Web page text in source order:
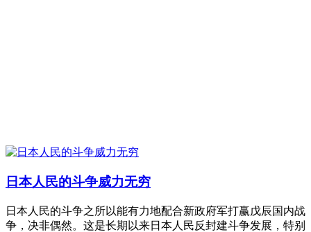
日本人民的斗争威力无穷
日本人民的斗争之所以能有力地配合新政府军打赢戊辰国内战
争，决非偶然。这是长期以来日本人民反封建斗争发展，特别